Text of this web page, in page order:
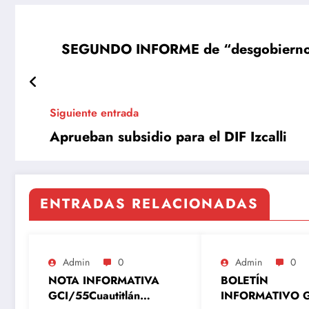
SEGUNDO INFORME de
Siguiente entrada
Aprueban subsidio para el DIF Izcalli
ENTRADAS RELACIONADAS
Admin 0
NOTA INFORMATIVA
GCI/55Cuautitlán
Admin 0
BOLETÍN
INFORMATIVO